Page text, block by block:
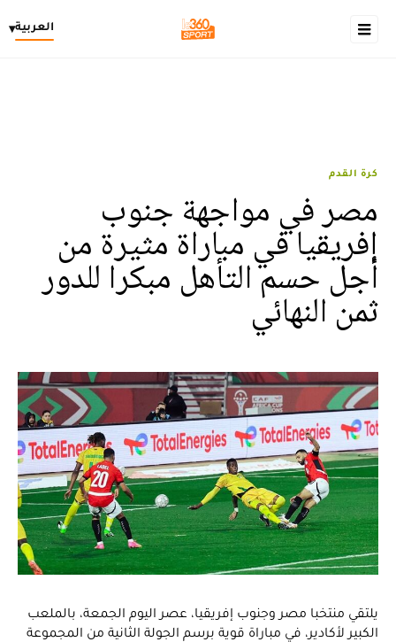
العربية▾
كرة القدم
مصر في مواجهة جنوب
إفريقيا في مباراة مثيرة من
أجل حسم التأهل مبكرا للدور
ثمن النهائي
يلتقي منتخبا مصر وجنوب إفريقيا، عصر اليوم الجمعة، بالملعب
الكبير لأكادير، في مباراة قوية برسم الجولة الثانية من المجموعة